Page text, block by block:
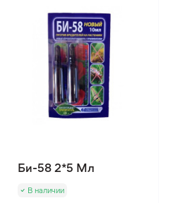
Би-58 2*5 Мл
В наличии